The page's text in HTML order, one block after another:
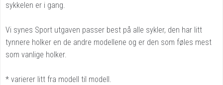
sykkelen er i gang.
Vi synes Sport utgaven passer best på alle sykler, den har litt
tynnere holker en de andre modellene og er den som føles mest
som vanlige holker.
* varierer litt fra modell til modell.